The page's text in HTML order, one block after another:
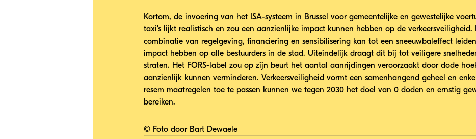
Kortom, de invoering van het ISA-systeem in Brussel voor gemeentelijke en gewestelijke
taxi's lijkt realistisch en zou een aanzienlijke impact kunnen hebben op de verkeersveiligheid.
combinatie van regelgeving, financiering en sensibilisering kan tot een sneeuwbaleffect
impact hebben op alle bestuurders in de stad. Uiteindelijk draagt dit bij tot veiligere
straten. Het FORS-label zou op zijn beurt het aantal aanrijdingen veroorzaakt door dode
aanzienlijk kunnen verminderen. Verkeersveiligheid vormt een samenhangend geheel en
resem maatregelen toe te passen kunnen we tegen 2030 het doel van 0 doden en ernstig
bereiken.
© Foto door Bart Dewaele